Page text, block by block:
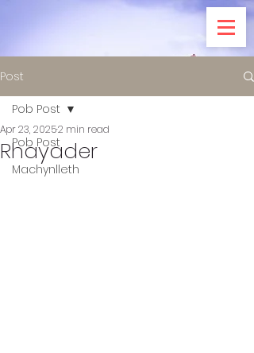
Post
Pob Post
Machynlleth
Pob Post
Rhayader
Apr 23, 20252 min read